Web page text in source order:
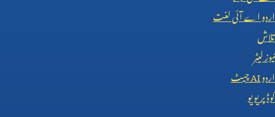
اردو اے آئی لغت
تلاش
نیوز لیٹر
اردوAIچیٹ
کوڈ پریویو